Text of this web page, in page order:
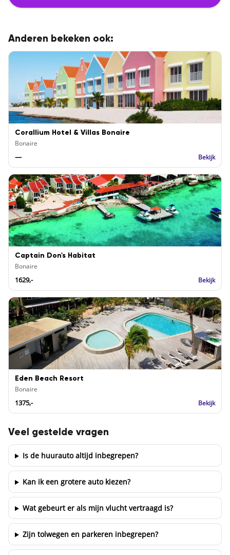
Anderen bekeken ook:
Corallium Hotel & Villas Bonaire
Bonaire
— Bekijk
Captain Don's Habitat
Bonaire
1629,- Bekijk
Eden Beach Resort
Bonaire
1375,- Bekijk
Veel gestelde vragen
Is de huurauto altijd inbegrepen?
Kan ik een grotere auto kiezen?
Wat gebeurt er als mijn vlucht vertraagd is?
Zijn tolwegen en parkeren inbegrepen?